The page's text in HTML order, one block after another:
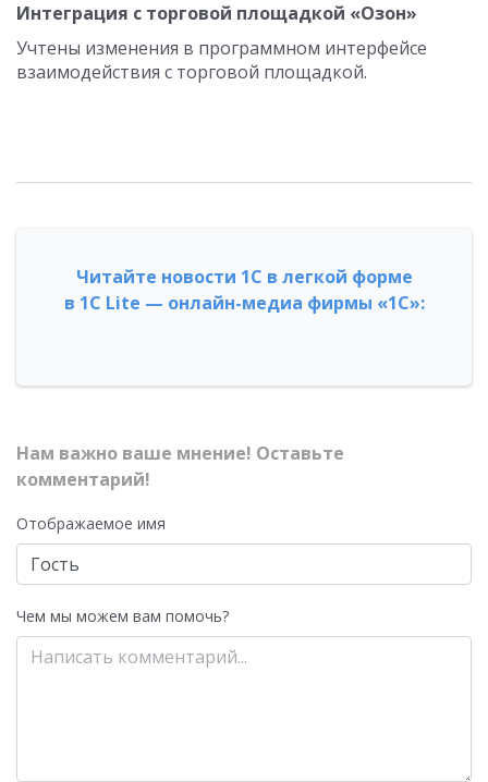
Интеграция с торговой площадкой «Озон»
Учтены изменения в программном интерфейсе
взаимодействия с торговой площадкой.
Читайте новости 1С в легкой форме
в 1С Lite — онлайн-медиа фирмы «1С»:
Нам важно ваше мнение! Оставьте
комментарий!
Отображаемое имя
Чем мы можем вам помочь?